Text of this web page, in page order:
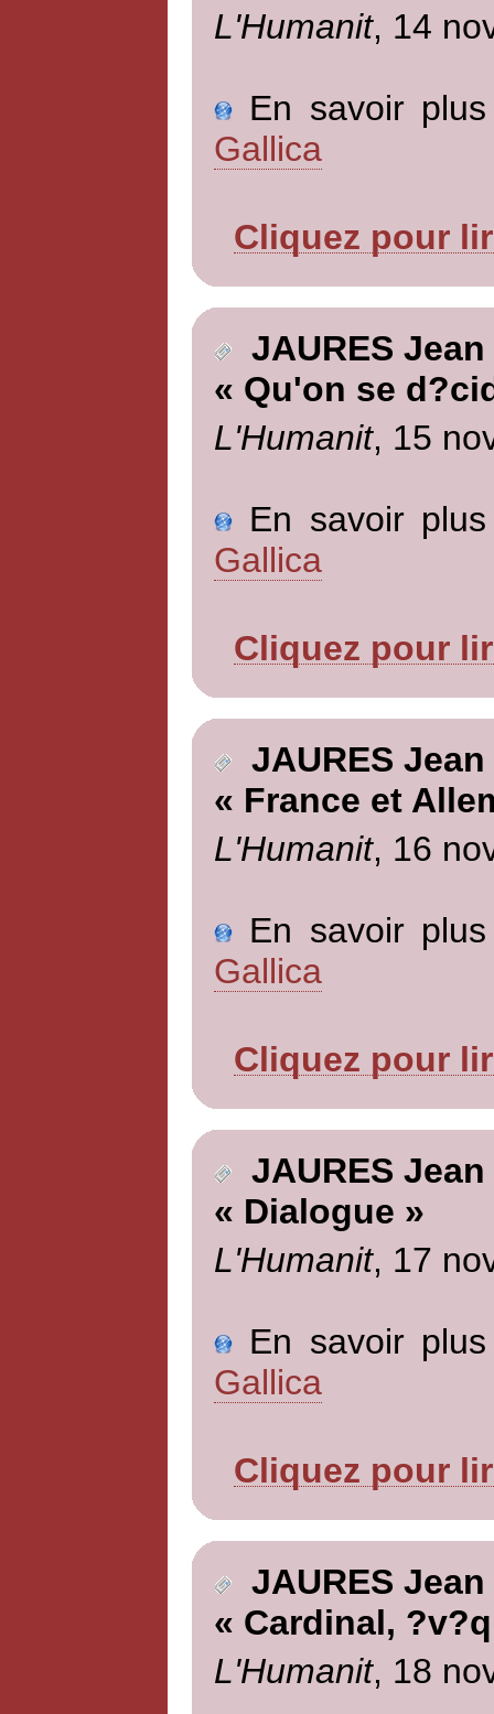
L'Humanit, 14
En savoir
Gallica
Cliquez pour
JAURES Jean
« Qu'on se
L'Humanit, 15
En savoir
Gallica
Cliquez pour
JAURES Jean
« France et
L'Humanit, 16
En savoir
Gallica
Cliquez pour
JAURES Jean
« Dialogue »
L'Humanit, 17
En savoir
Gallica
Cliquez pour
JAURES Jean
« Cardinal,
L'Humanit, 18